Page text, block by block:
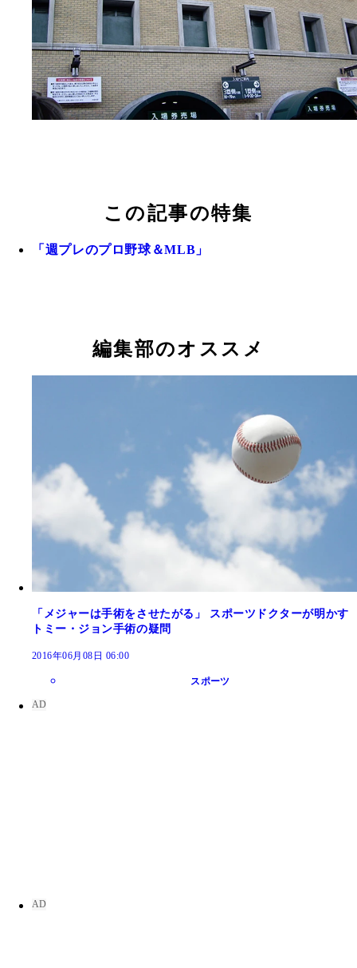
この記事の特集
「週プレのプロ野球＆MLB」
編集部のオススメ
「メジャーは手術をさせたがる」 スポーツドクターが明かす
トミー・ジョン手術の疑問
2016年06月08日 06:00
スポーツ